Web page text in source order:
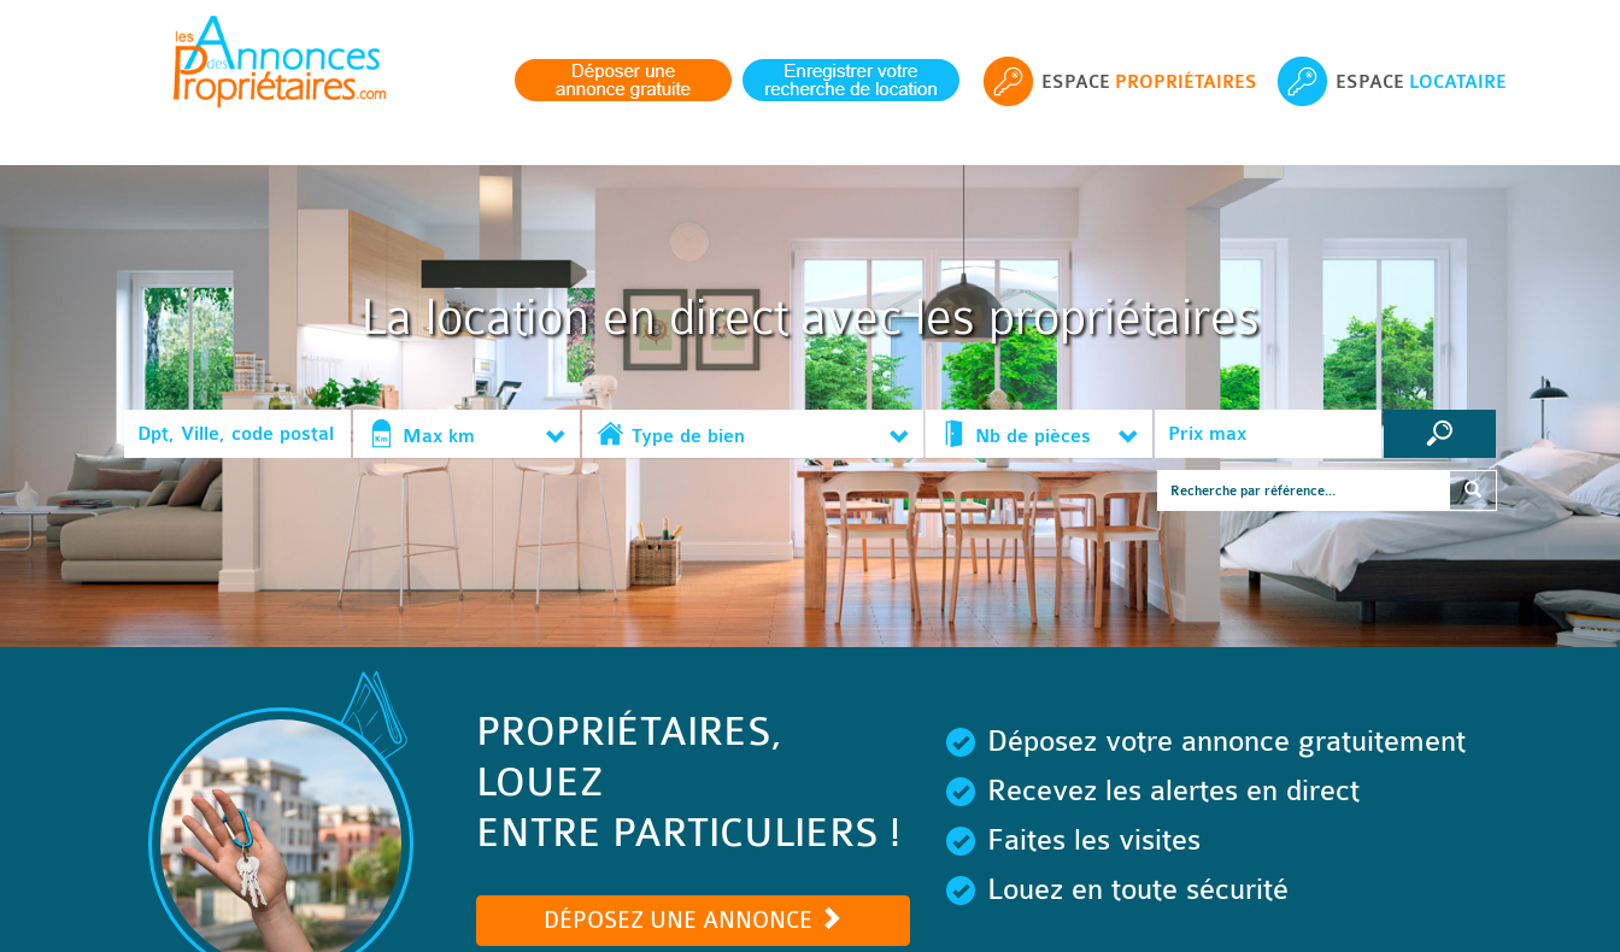
ESPACE PROPRIÉTAIRES ESPACE LOCATAIRE
La location en direct avec les propriétaires
Max km Type de bien Nb de pièces
PROPRIÉTAIRES,
LOUEZ
ENTRE PARTICULIERS !
DÉPOSEZ UNE ANNONCE
Déposez votre annonce gratuitement
Recevez les alertes en direct
Faites les visites
Louez en toute sécurité